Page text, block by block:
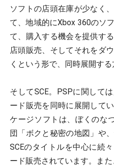
ソフトの店頭在庫が少なく
て、地域的にXbox 360のソ
て、購入する機会を提供す
店頭販売、そしてそれをダ
くという形で、同時展開する
そしてSCE。PSPに関して
ード販売を同時に展開して
ケージソフトは、ぼくの
団「ボクと秘密の地図」や
SCEのタイトルを中心に続
ード販売されています。ま